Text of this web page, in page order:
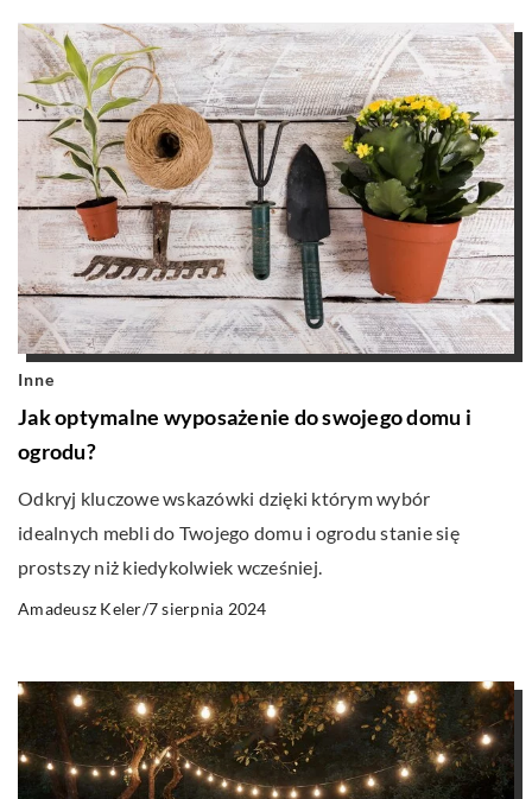
Inne
Jak optymalne wyposażenie do swojego domu i
ogrodu?
Odkryj kluczowe wskazówki dzięki którym wybór
idealnych mebli do Twojego domu i ogrodu stanie się
prostszy niż kiedykolwiek wcześniej.
Amadeusz Keler/7 sierpnia 2024